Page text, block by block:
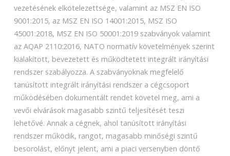
vezetésének elkötelezettsége, valamint az MSZ EN ISO
9001:2015, az MSZ EN ISO 14001:2015, MSZ ISO
45001:2018, MSZ EN ISO 50001:2019 szabványok valamint
az AQAP 2110:2016, NATO normatív követelmények szerint
kialakított, bevezetett és működtetett integrált irányítási
rendszer szabályozza. A szabványoknak megfelelő
tanúsított integrált irányítási rendszer a cégcsoport
működésében dokumentált rendet követel meg, ami a
vevői elvárások magasabb szintű teljesítését teszi
lehetővé. Annak a cégnek, ahol tanúsított irányítási
rendszer működik, rangot, magasabb minőségi szintű
besorolást, előnyt jelent, ami a piaci versenyben döntő